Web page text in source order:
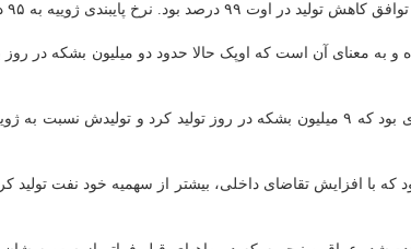
پایبندی ژوییه به ۹۵ درصد بازنگری شد.
و به معنای آن است که اوپک حالا حدود دو میلیون بشکه در روز
با افزایش تقاضای داخلی، بیشتر از سهمیه خود نفت تولید